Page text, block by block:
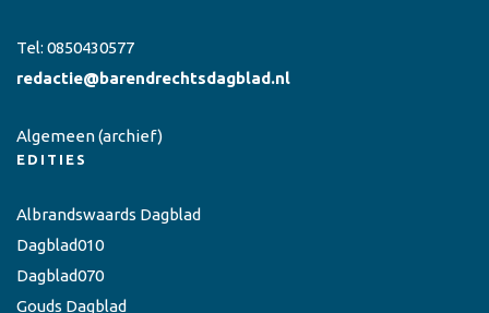
Tel: 0850430577
redactie@barendrechtsdagblad.nl
Algemeen(archief)
EDITIES
Albrandswaards Dagblad
Dagblad010
Dagblad070
Gouds Dagblad